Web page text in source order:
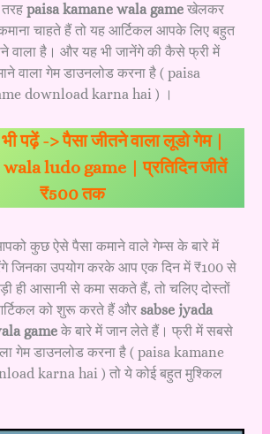
paisa kamane wala gameखेलकर
चाहते हैं तो यह आर्टिकल आपके लिए बहुत
वाला है। और यह भी जानेंगे की कैसे फ्री में
वाला गेम डाउनलोड करना है ( paisa
download karna hai ) ।
पढ़ें ->पैसा जीतने वाला लूडो गेम |
ludo game | प्रतिदिन जीतें
₹500 तक
कुछ ऐसे पैसा कमाने वाले गेम्स के बारे में
जिनका उपयोग करके आप एक दिन में ₹100 से
ही आसानी से कमा सकते हैं, तो चलिए दोस्तों
को शुरू करते हैं और sabse jyada
gameके बारे में जान लेते हैं। फ्री में सबसे
गेम डाउनलोड करना है ( paisa kamane
karna hai ) तो ये कोई बहुत मुश्किल